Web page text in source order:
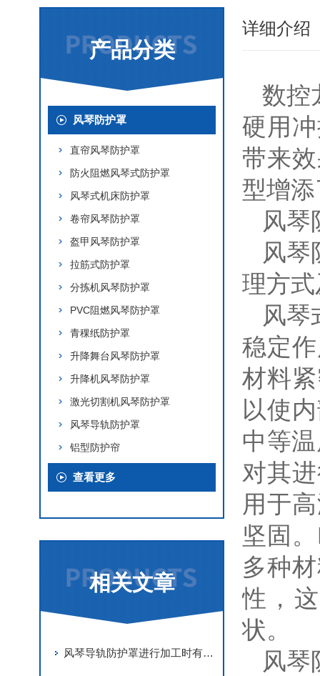
产品分类
风琴防护罩
直帘风琴防护罩
防火阻燃风琴式防护罩
风琴式机床防护罩
卷帘风琴防护罩
盔甲风琴防护罩
拉筋式防护罩
分拣机风琴防护罩
PVC阻燃风琴防护罩
青稞纸防护罩
升降舞台风琴防护罩
升降机风琴防护罩
激光切割机风琴防护罩
风琴导轨防护罩
铝型防护帘
查看更多
相关文章
风琴导轨防护罩进行加工时有哪些要求
详细介绍
数控
硬用
带来
型增
风琴
风琴
理方
风琴
稳定
材料
以使
中等
对其
用于
坚固
多种
性，
状。
风琴